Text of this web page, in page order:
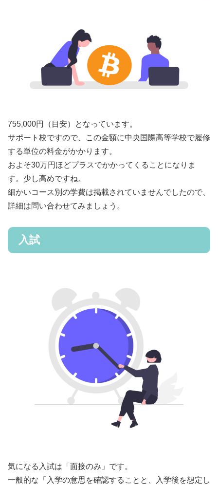
755,000円（目安）となっています。
サポート校ですので、この金額に中央国際高等学校で履修
する単位の料金がかかります。
およそ30万円ほどプラスでかかってくることになりま
す。少し高めですね。
細かいコース別の学費は掲載されていませんでしたので、
詳細は問い合わせてみましょう。
入試
気になる入試は「面接のみ」です。
一般的な「入学の意思を確認することと、入学後を想定し